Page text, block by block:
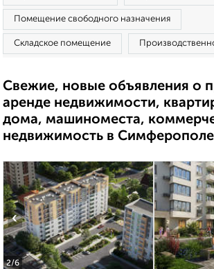
Помещение свободного назначения
Складское помещение
Свежие, новые объявления о
аренде недвижимости,
дома, машиноместа,
недвижимость в Симферополе
2/6
‹